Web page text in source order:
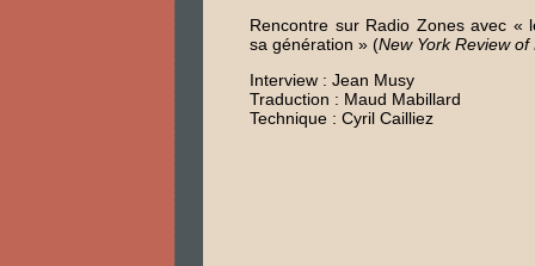
Rencontre sur Radio Zones avec «
sa génération » (New York Review of
Interview : Jean Musy
Traduction : Maud Mabillard
Technique : Cyril Cailliez